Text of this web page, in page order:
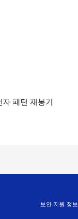
패턴 재봉기
보안 지원 정보